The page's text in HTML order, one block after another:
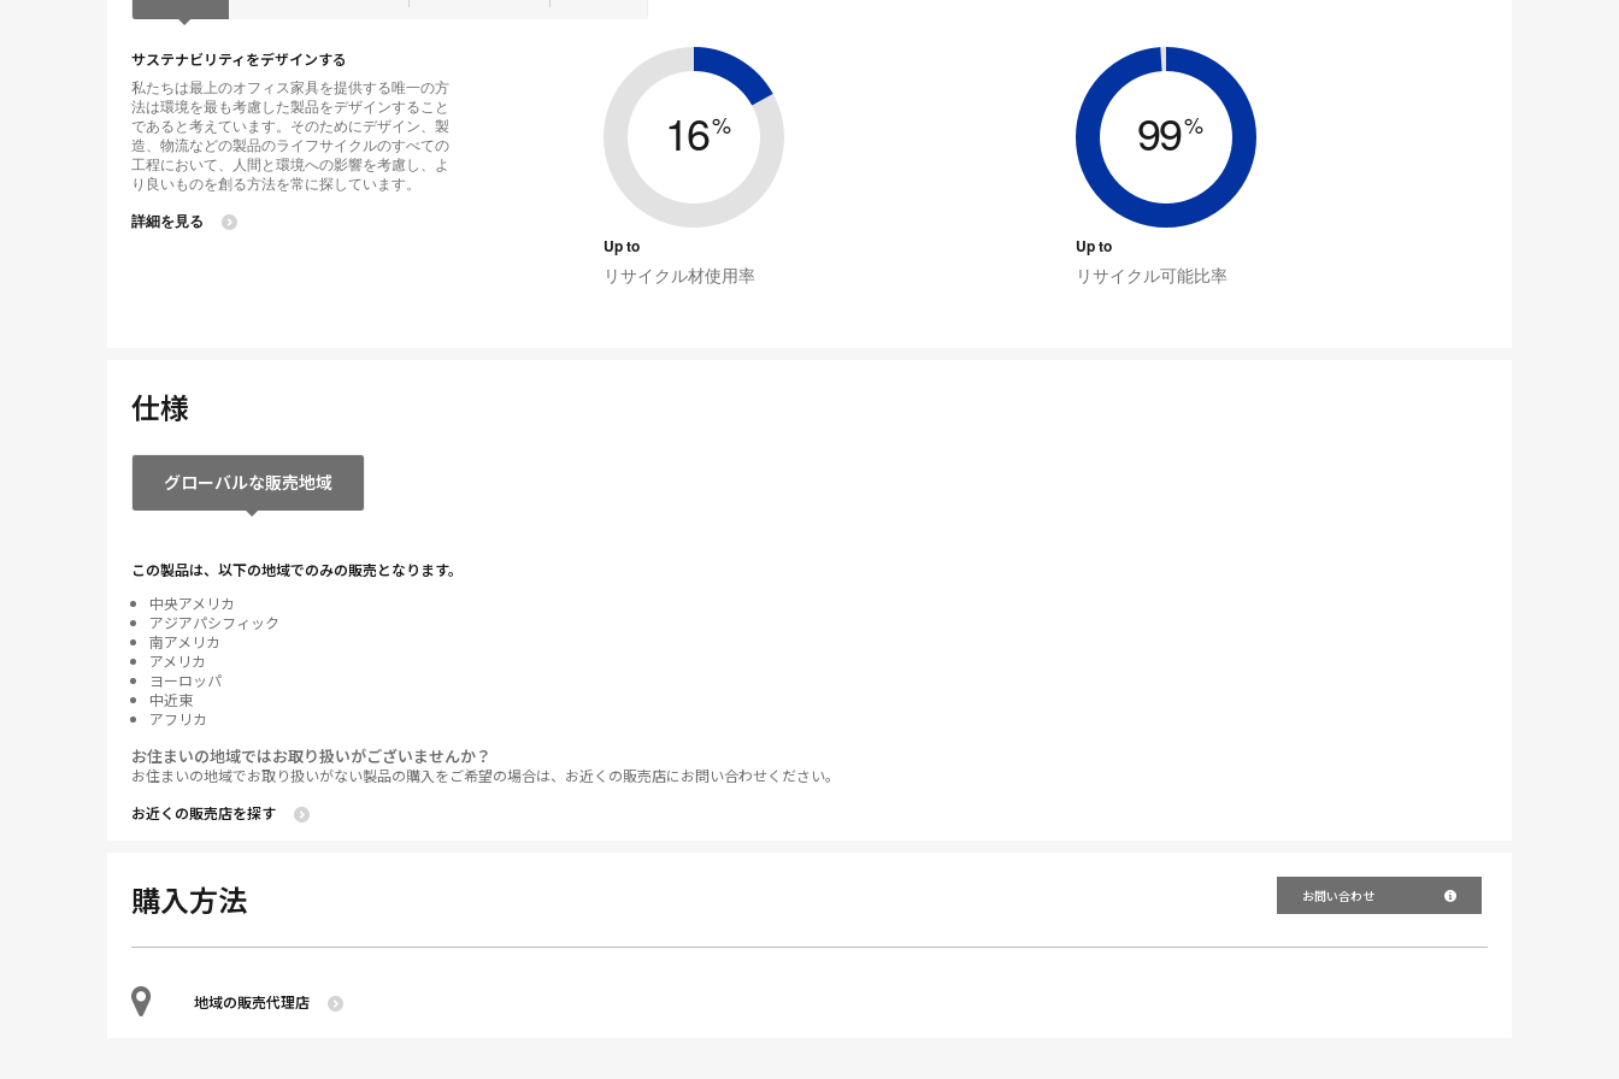
サステナビリティをデザインする
私たちは最上のオフィス家具を提供する唯一の方
法は環境を最も考慮した製品をデザインすること
であると考えています。そのためにデザイン、製
造、物流などの製品のライフサイクルのすべての
工程において、人間と環境への影響を考慮し、よ
り良いものを創る方法を常に探しています。
詳細を見る
16%
Up to
リサイクル材使用率
99%
Up to
リサイクル可能比率
仕様
グローバルな販売地域
この製品は、以下の地域でのみの販売となります。
中央アメリカ
アジアパシフィック
南アメリカ
アメリカ
ヨーロッパ
中近東
アフリカ
お住まいの地域ではお取り扱いがございませんか？
お住まいの地域でお取り扱いがない製品の購入をご希望の場合は、お近くの販売店にお問い合わせください。
お近くの販売店を探す
購入方法 お問い合わせ
地域の販売代理店